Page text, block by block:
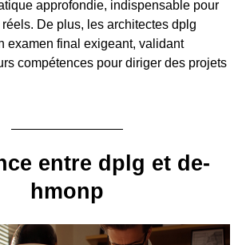
approfondie, indispensable pour
De plus, les architectes dplg
examen final exigeant, validant
compétences pour diriger des projets
entre dplg et de-
hmonp